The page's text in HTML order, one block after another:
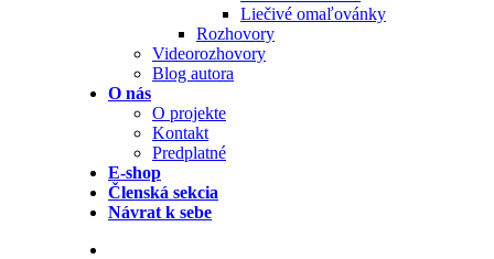
Liečivé omaľovánky
Rozhovory
Videorozhovory
Blog autora
O nás
O projekte
Kontakt
Predplatné
E-shop
Členská sekcia
Návrat k sebe